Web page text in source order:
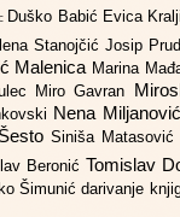
Duško Babić Evica
Stanojčić Josip
Malenica Marina
Miro Gavran
Nena Miljanović
Siniša Matasović
Beronić Tomislav
Šimunićdarivanje